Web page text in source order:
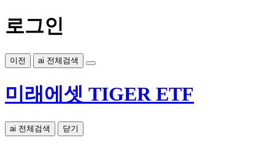
로그인
이전 ai 전체검색
미래에셋 TIGER ETF
ai 전체검색 닫기